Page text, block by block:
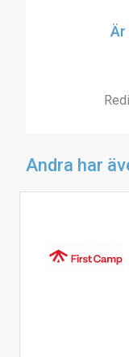
Är
Andra har